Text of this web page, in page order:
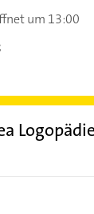
um 13:00